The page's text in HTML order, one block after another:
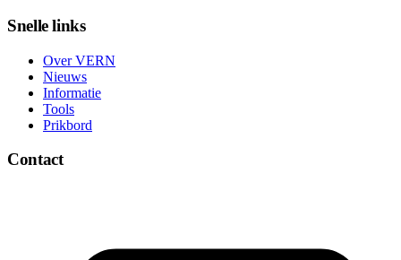
Snelle links
Over VERN
Nieuws
Informatie
Tools
Prikbord
Contact